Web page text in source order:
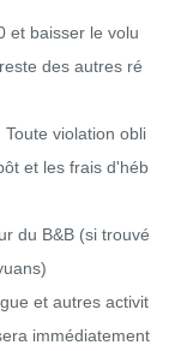
et baisser le volu
des autres ré
violation obli
et les frais d'héb
du B&B (si trouvé
et autres activit
immédiatement